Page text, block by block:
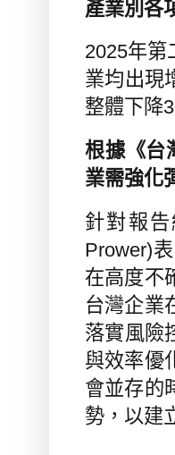
產業別各
2025年第
業均出現
整體下降
根據《台
業需強化
針對報
Prower)
在高度不
台灣企業
落實風險
與效率優
會並存的
勢，以建